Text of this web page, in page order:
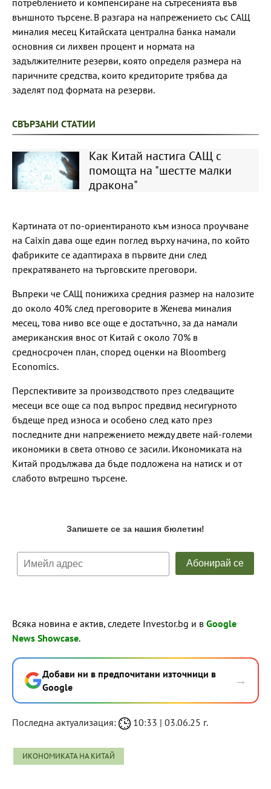
външното търсене. В разгара на напрежението със САЩ
миналия месец Китайската централна банка намали
основния си лихвен процент и нормата на
задължителните резерви, която определя размера на
паричните средства, които кредиторите трябва да
заделят под формата на резерви.
СВЪРЗАНИ СТАТИИ
Как Китай настига САЩ с
помощта на "шестте малки
дракона"
Картината от по-ориентираното към износа проучване
на Caixin дава още един поглед върху начина, по който
фабриките се адаптираха в първите дни след
прекратяването на търговските преговори.
Въпреки че САЩ понижиха средния размер на налозите
до около 40% след преговорите в Женева миналия
месец, това ниво все още е достатъчно, за да намали
американския внос от Китай с около 70% в
средносрочен план, според оценки на Bloomberg
Economics.
Перспективите за производството през следващите
месеци все още са под въпрос предвид несигурното
бъдеще пред износа и особено след като през
последните дни напрежението между двете най-големи
икономики в света отново се засили. Икономиката на
Китай продължава да бъде подложена на натиск и от
слабото вътрешно търсене.
Всяка новина е актив, следете Investor.bg и в Google
News Showcase.
Добави ни в предпочитани източници в
Google
→
Последна актуализация: 10:33 | 03.06.25 г.
ИКОНОМИКАТА НА КИТАЙ